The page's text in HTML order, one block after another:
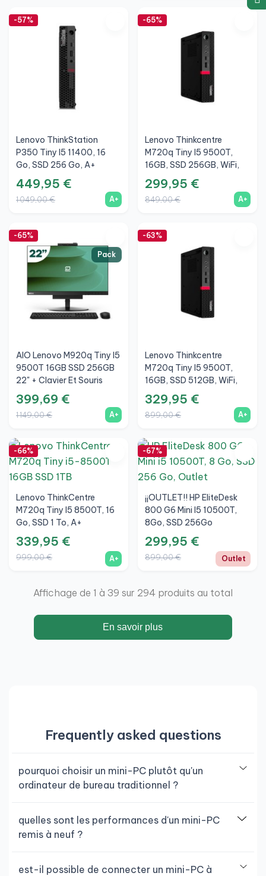
-57%
Lenovo ThinkStation
P350 Tiny I5 11400, 16
Go, SSD 256 Go, A+
449,95 €
1 049,00 € A+
-65%
Lenovo Thinkcentre
M720q Tiny I5 9500T,
16GB, SSD 256GB, WiFi,
A+
299,95 €
849,00 € A+
Pack
-65%
AIO Lenovo M920q Tiny I5
9500T 16GB SSD 256GB
22" + Clavier Et Souris
Sans Fil + WiFi
399,69 €
1 149,00 € A+
-63%
Lenovo Thinkcentre
M720q Tiny I5 9500T,
16GB, SSD 512GB, WiFi,
A+
329,95 €
899,00 € A+
-66%
Lenovo ThinkCentre
M720q Tiny I5 8500T, 16
Go, SSD 1 To, A+
339,95 €
999,00 € A+
-67%
¡¡OUTLET!! HP EliteDesk
800 G6 Mini I5 10500T,
8Go, SSD 256Go
299,95 €
899,00 € Outlet
Affichage de 1 à 39 sur 294 produits au total
En savoir plus
Frequently asked questions
pourquoi choisir un mini-PC plutôt qu'un
ordinateur de bureau traditionnel ?
quelles sont les performances d'un mini-PC
remis à neuf ?
est-il possible de connecter un mini-PC à